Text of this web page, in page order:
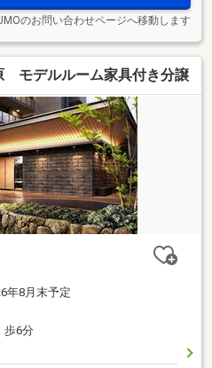
のお問い合わせページへ移動します
モデルルーム家具付き分譲
年8月末予定
歩6分